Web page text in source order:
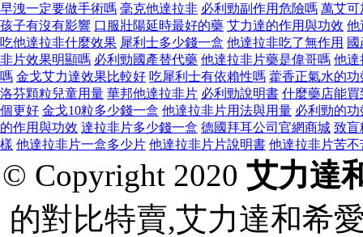
早洩一定要做手術嗎 毫克他達拉非 必利勁副作用危險嗎 萬艾可
孩子有沒有影響 口服壯陽延時最好的藥 艾力達的作用與功效 他
吃他達拉非什麼效果 犀利士多少錢一盒 他達拉非吃了無作用
非片效果明顯嗎 必利勁國產替代藥 他達拉非片藥是偉哥嗎 他達
嗎 金戈艾力達效果比較好 吃犀利士有依賴性嗎 藿香正氣水的功
洛芬顆粒兒童用量 華邦他達拉非片 必利勁說明書 什麼藥店能買
個更好 金戈10粒多少錢一盒 他達拉非片用法與用量 必利勁的
的作用與功效 達拉非片多少錢一盒 德國拜耳公司官網商城 致盲
樣 他達拉非片一盒多少片 他達拉非片片說明書 他達拉非片苦不
© Copyright 2020 艾力達
的對比特賣,艾力達和希